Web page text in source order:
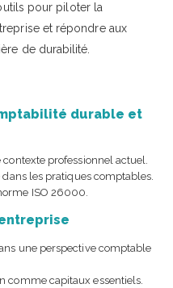
pour piloter la
et répondre aux
de durabilité.
durable et
contexte professionnel actuel.
les pratiques comptables.
ISO 26000.
une perspective comptable
comme capitaux essentiels.